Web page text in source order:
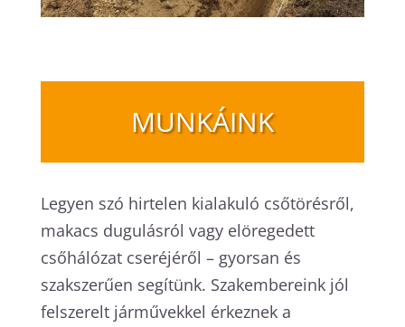
MUNKÁINK
Legyen szó hirtelen kialakuló csőtörésről,
makacs dugulásról vagy elöregedett
csőhálózat cseréjéről – gyorsan és
szakszerűen segítünk. Szakembereink jól
felszerelt járművekkel érkeznek a